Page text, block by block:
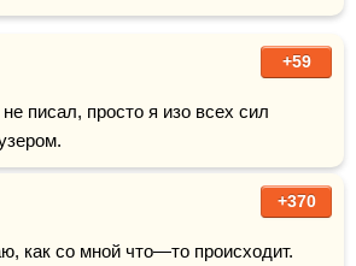
+59
писал, просто я изо всех сил
+370
как со мной что—то происходит.